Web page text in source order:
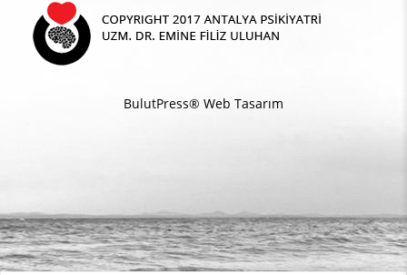
BulutPress® Web Tasarım